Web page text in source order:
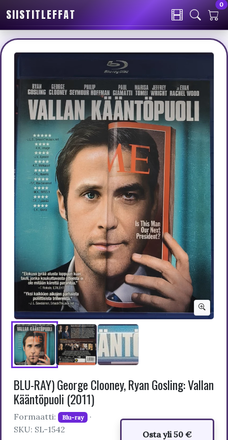
SIISTITLEFFAT
0
BLU-RAY) George Clooney, Ryan Gosling: Vallan
Kääntöpuoli (2011)
Formaatti: Blu-ray ·
SKU: SL-1542
Osta yli 50 €